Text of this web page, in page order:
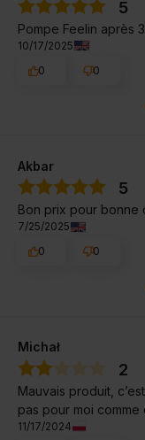
5
Pompe Feelin après
10/17/2025
0
0
Akbar
5
Bon prix pour bonne
7/25/2025
0
0
Michał
2
Mauvais produit,
pas pour moi comme
11/17/2024